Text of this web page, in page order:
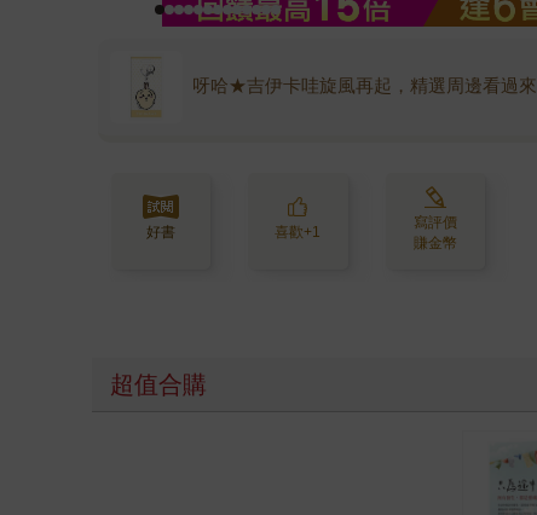
呀哈★吉伊卡哇旋風再起，精選周邊看過來
好書 喜歡+1
寫評價
賺金幣
超值合購